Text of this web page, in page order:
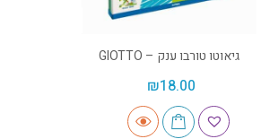
גיאוטו טורבו ענק – GIOTTO
₪18.00